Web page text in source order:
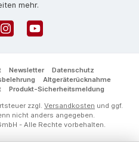
mehr.
YouTube
Newsletter
Datenschutz
Altgeräterücknahme
Produkt-Sicherheitsmeldung
zzgl. Versandkosten und ggf.
nicht anders angegeben.
- Alle Rechte vorbehalten.